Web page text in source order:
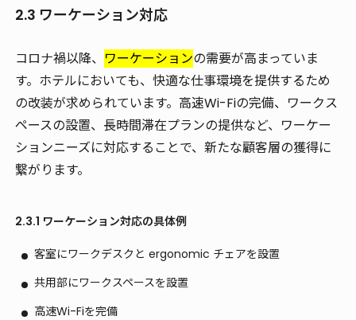
2.3 ワーケーション対応
コロナ禍以降、 ワーケーションの需要が高まっていま
す。ホテルにおいても、快適な仕事環境を提供するため
の改装が求められています。高速Wi-Fiの完備、ワークス
ペースの設置、長時間滞在プランの提供など、ワーケー
ションニーズに対応することで、新たな顧客層の獲得に
繋がります。
2.3.1 ワーケーション対応の具体例
客室にワークデスクと ergonomic チェアを設置
共用部にワークスペースを設置
高速Wi-Fiを完備